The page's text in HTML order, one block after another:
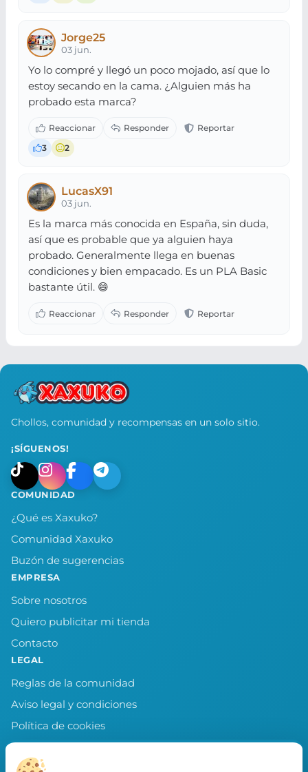
Jorge25
03 jun.
Yo lo compré y llegó un poco mojado, así que lo
estoy secando en la cama. ¿Alguien más ha
probado esta marca?
3 2
LucasX91
03 jun.
Es la marca más conocida en España, sin duda,
así que es probable que ya alguien haya
probado. Generalmente llega en buenas
condiciones y bien empacado. Es un PLA Basic
bastante útil. 😄
Chollos, comunidad y recompensas en un solo sitio.
¡SÍGUENOS!
COMUNIDAD
¿Qué es Xaxuko?
Comunidad Xaxuko
Buzón de sugerencias
EMPRESA
Sobre nosotros
Quiero publicitar mi tienda
Contacto
LEGAL
Reglas de la comunidad
Aviso legal y condiciones
Política de cookies
Política de privacidad
Preferencias de cookies